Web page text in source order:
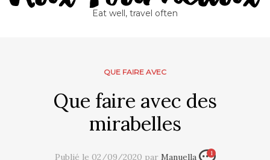
Eat well, travel often
QUE FAIRE AVEC
Que faire avec des
mirabelles
Publié le 02/09/2020 par Manuella 1